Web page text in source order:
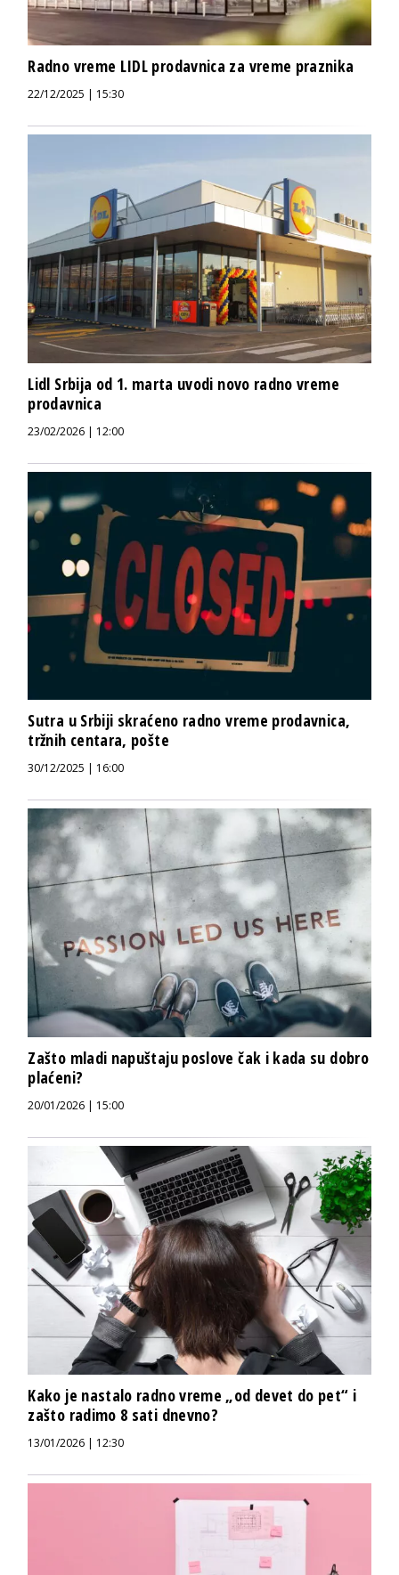
Radno vreme LIDL prodavnica za vreme praznika
22/12/2025 | 15:30
Lidl Srbija od 1. marta uvodi novo radno vreme
prodavnica
23/02/2026 | 12:00
Sutra u Srbiji skraćeno radno vreme prodavnica,
tržnih centara, pošte
30/12/2025 | 16:00
Zašto mladi napuštaju poslove čak i kada su dobro
plaćeni?
20/01/2026 | 15:00
Kako je nastalo radno vreme „od devet do pet“ i
zašto radimo 8 sati dnevno?
13/01/2026 | 12:30